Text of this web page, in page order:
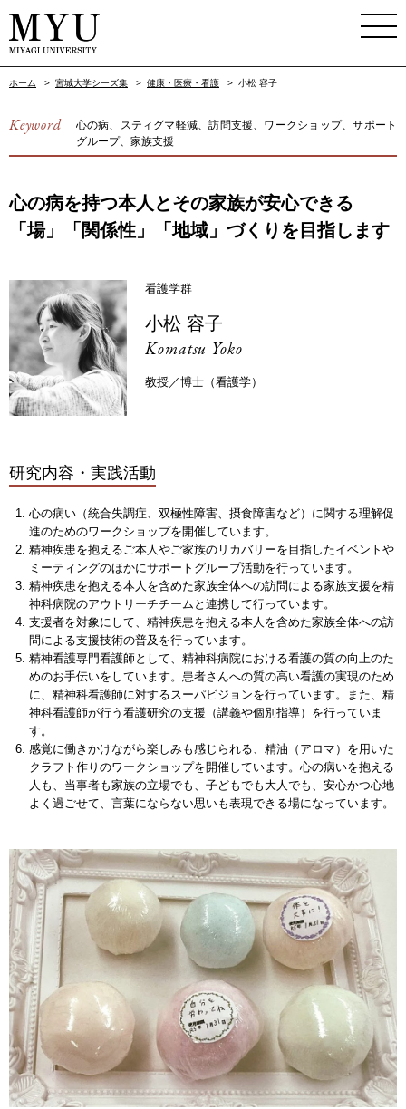
ホーム > 宮城大学シーズ集 > 健康・医療・看護 > 小松 容子
Keyword
心の病、スティグマ軽減、訪問支援、ワークショップ、サポート
グループ、家族支援
心の病を持つ本人とその家族が安心できる
「場」「関係性」「地域」づくりを目指します
看護学群
小松 容子
Komatsu Yoko
教授／博士（看護学）
研究内容・実践活動
心の病い（統合失調症、双極性障害、摂食障害など）に関する理解促
進のためのワークショップを開催しています。
精神疾患を抱えるご本人やご家族のリカバリーを目指したイベントや
ミーティングのほかにサポートグループ活動を行っています。
精神疾患を抱える本人を含めた家族全体への訪問による家族支援を精
神科病院のアウトリーチチームと連携して行っています。
支援者を対象にして、精神疾患を抱える本人を含めた家族全体への訪
問による支援技術の普及を行っています。
精神看護専門看護師として、精神科病院における看護の質の向上のた
めのお手伝いをしています。患者さんへの質の高い看護の実現のため
に、精神科看護師に対するスーパビジョンを行っています。また、精
神科看護師が行う看護研究の支援（講義や個別指導）を行っていま
す。
感覚に働きかけながら楽しみも感じられる、精油（アロマ）を用いた
クラフト作りのワークショップを開催しています。心の病いを抱える
人も、当事者も家族の立場でも、子どもでも大人でも、安心かつ心地
よく過ごせて、言葉にならない思いも表現できる場になっています。